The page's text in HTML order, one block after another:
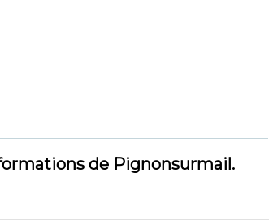
de Pignonsurmail.